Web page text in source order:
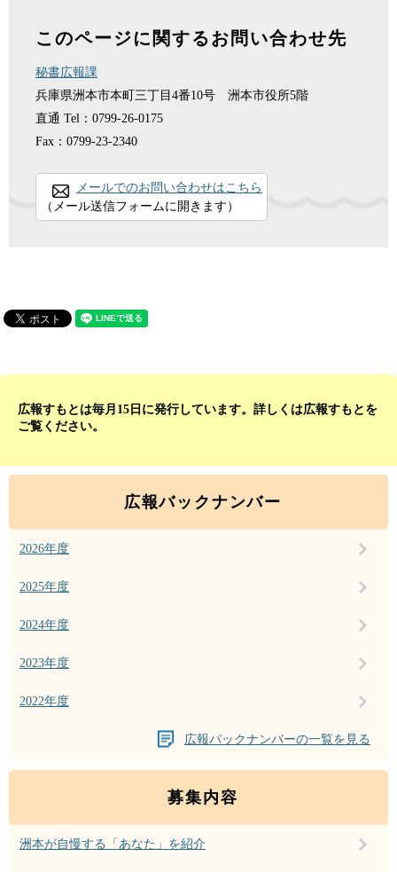
このページに関するお問い合わせ先
秘書広報課
兵庫県洲本市本町三丁目4番10号 洲本市役所5階
直通 Tel：0799-26-0175
Fax：0799-23-2340
メールでのお問い合わせはこちら
（メール送信フォームに開きます）
広報バックナンバー
2026年度
2025年度
2024年度
2023年度
2022年度
広報バックナンバーの一覧を見る
募集内容
洲本が自慢する「あなた」を紹介
広報すもとは毎月15日に発行しています。詳しくは広報すもとを
ご覧ください。